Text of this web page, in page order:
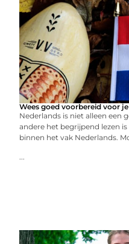
Wees goed voorbereid voor
Nederlands is niet alleen een
andere het begrijpend lezen
binnen het vak Nederlands.
...